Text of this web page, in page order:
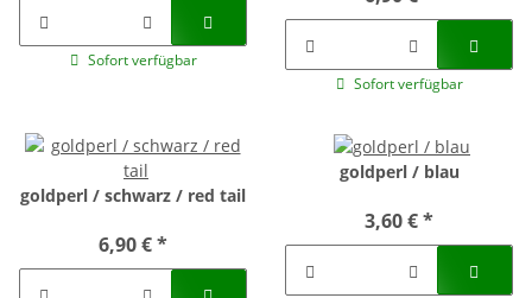
Sofort verfügbar
Sofort verfügbar
goldperl / schwarz / red tail
6,90 €*
goldperl / blau
3,60 €*